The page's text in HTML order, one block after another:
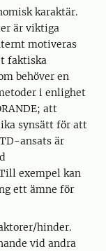
karaktär.
är viktiga
motiveras
faktiska
behöver en
i enlighet
att
synsätt för att
ansats är
exempel kan
ett ämne för
hinder.
vid andra